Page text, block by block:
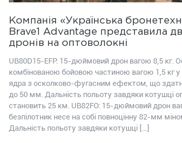
Компанія «Українська
Brave1 Advantage представила
дронів на оптоволокні
UB80D15-EFP: 15-дюймовий дрон вагою 8,5 кг.
комбінованою бойовою частиною вагою 1,5 кг у
ядра з осколково-фугасним ефектом, що
до 50 мм. Дальність польоту завдяки котушці
становить 25 км. UB82FО: 15-дюймовий дрон
безпілотник несе на собі повноцінну 82-мм
Дальність польоту завдяки котушці […]